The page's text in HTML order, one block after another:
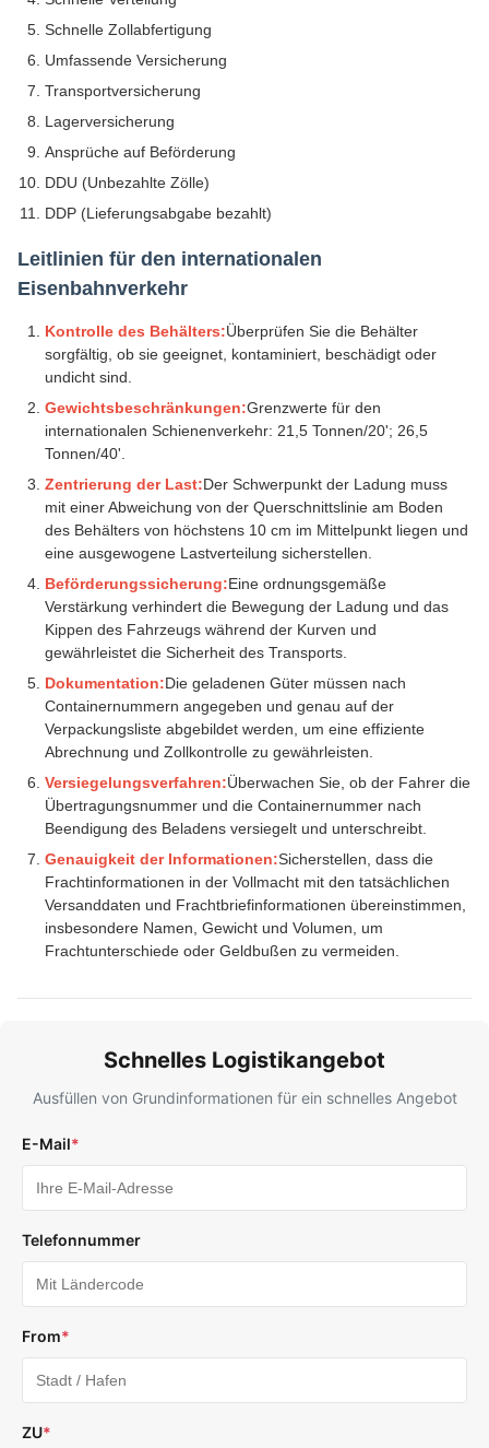
Schnelle Zollabfertigung
Umfassende Versicherung
Transportversicherung
Lagerversicherung
Ansprüche auf Beförderung
DDU (Unbezahlte Zölle)
DDP (Lieferungsabgabe bezahlt)
Leitlinien für den internationalen
Eisenbahnverkehr
Kontrolle des Behälters:Überprüfen Sie die Behälter
sorgfältig, ob sie geeignet, kontaminiert, beschädigt oder
undicht sind.
Gewichtsbeschränkungen:Grenzwerte für den
internationalen Schienenverkehr: 21,5 Tonnen/20'; 26,5
Tonnen/40'.
Zentrierung der Last:Der Schwerpunkt der Ladung muss
mit einer Abweichung von der Querschnittslinie am Boden
des Behälters von höchstens 10 cm im Mittelpunkt liegen und
eine ausgewogene Lastverteilung sicherstellen.
Beförderungssicherung:Eine ordnungsgemäße
Verstärkung verhindert die Bewegung der Ladung und das
Kippen des Fahrzeugs während der Kurven und
gewährleistet die Sicherheit des Transports.
Dokumentation:Die geladenen Güter müssen nach
Containernummern angegeben und genau auf der
Verpackungsliste abgebildet werden, um eine effiziente
Abrechnung und Zollkontrolle zu gewährleisten.
Versiegelungsverfahren:Überwachen Sie, ob der Fahrer die
Übertragungsnummer und die Containernummer nach
Beendigung des Beladens versiegelt und unterschreibt.
Genauigkeit der Informationen:Sicherstellen, dass die
Frachtinformationen in der Vollmacht mit den tatsächlichen
Versanddaten und Frachtbriefinformationen übereinstimmen,
insbesondere Namen, Gewicht und Volumen, um
Frachtunterschiede oder Geldbußen zu vermeiden.
Schnelles Logistikangebot
Ausfüllen von Grundinformationen für ein schnelles Angebot
E-Mail*
Telefonnummer
From*
ZU*